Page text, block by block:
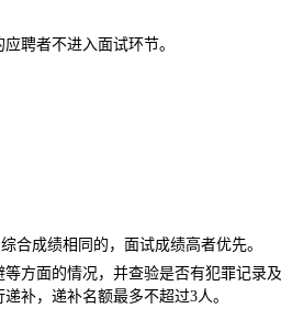
聘者不进入面试环节。
合成绩相同的，面试成绩高者优先。
方面的情况，并查验是否有犯罪记录及
补，递补名额最多不超过3人。